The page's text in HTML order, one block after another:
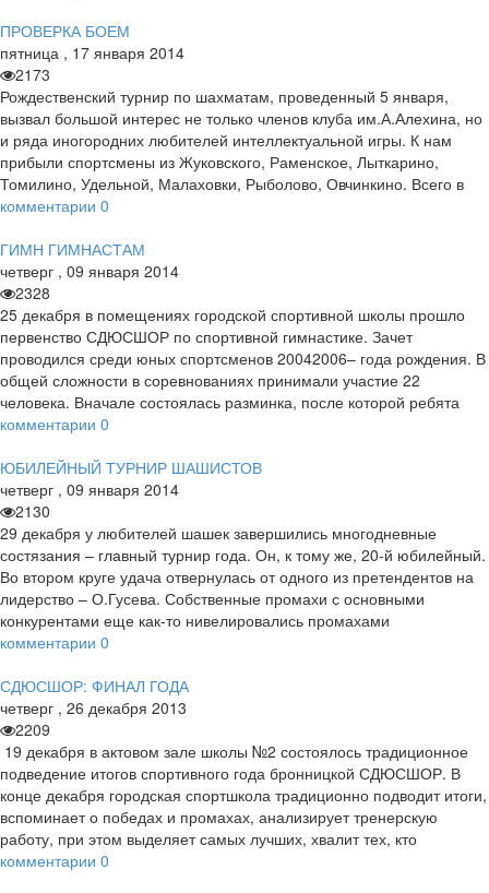
ПРОВЕРКА БОЕМ
пятница , 17 января 2014
2173
Рождественский турнир по шахматам, проведенный 5 января,
вызвал большой интерес не только членов клуба им.А.Алехина, но
и ряда иногородних любителей интеллектуальной игры. К нам
прибыли спортсмены из Жуковского, Раменское, Лыткарино,
Томилино, Удельной, Малаховки, Рыболово, Овчинкино. Всего в
комментарии 0
ГИМН ГИМНАСТАМ
четверг , 09 января 2014
2328
25 декабря в помещениях городской спортивной школы прошло
первенство СДЮСШОР по спортивной гимнастике. Зачет
проводился среди юных спортсменов 2004­2006– года рождения. В
общей сложности в соревнованиях принимали участие 22
человека. Вначале состоялась разминка, после которой ребята
комментарии 0
ЮБИЛЕЙНЫЙ ТУРНИР ШАШИСТОВ
четверг , 09 января 2014
2130
29 декабря у любителей шашек завершились многодневные
состязания – главный турнир года. Он, к тому же, 20-й юбилейный.
Во втором круге удача отвернулась от одного из претендентов на
лидерство – О.Гусева. Собственные промахи с основными
конкурентами еще как-то нивелировались промахами
комментарии 0
СДЮСШОР: ФИНАЛ ГОДА
четверг , 26 декабря 2013
2209
19 декабря в актовом зале школы №2 состоялось традиционное
подведение итогов спортивного года бронницкой СДЮСШОР. В
конце декабря городская спортшкола традиционно подводит итоги,
вспоминает о победах и промахах, анализирует тренерскую
работу, при этом выделяет самых лучших, хвалит тех, кто
комментарии 0